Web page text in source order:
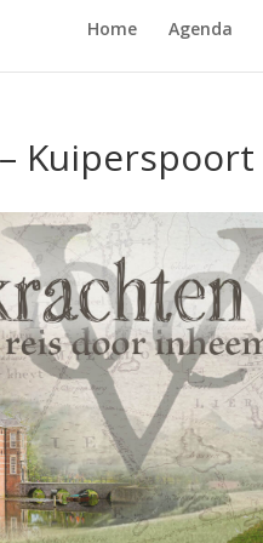
Home Agenda
Kuiperspoort